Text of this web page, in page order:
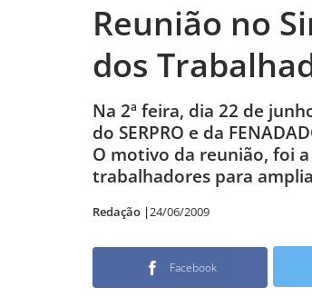
Reunião no
dos
Na 2ª feira, dia 22 de
do SERPRO e da
O motivo da reunião, foi
trabalhadores para
Redação |24/06/2009
Facebook